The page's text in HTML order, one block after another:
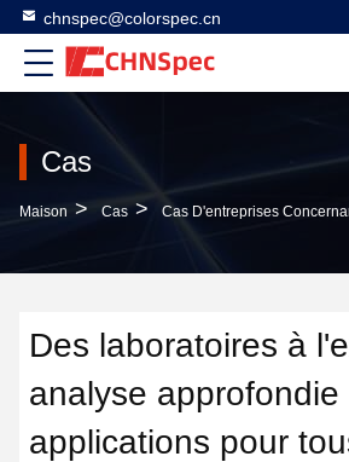
chnspec@colorspec.cn
Cas
Maison > Cas > Cas D'entreprises Concernant Des Laboratoires À L'extérieur: Analyse Approfondie Des Applications Pour
Des laboratoires à
analyse approfondie
applications pour